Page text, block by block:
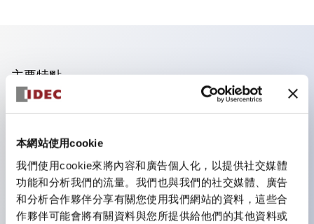
本網站使用cookie
我們使用cookie來將內容和廣告個人化，以提供社交媒體
功能和分析我們的流量。我們也與我們的社交媒體、廣告
和分析合作夥伴分享有關您使用我們網站的資料，這些合
作夥伴可能會將有關資料與您所提供給他們的其他資料或
主要特點
可進行集合密著安裝，接觸單元的拆裝在集合密著安裝時
採用刺刀機構的鎖定桿拆裝方式的分離結構。
保護結構為防噴流型，IP65（IEC 60529）。（蜂鳴器
為密閉型）
UL、CSA認證品及符合EN標準品。（蜂鳴器除外）